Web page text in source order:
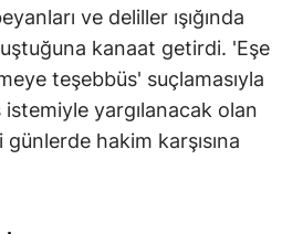
ve deliller ışığında
kanaat getirdi. 'Eşe
teşebbüs' suçlamasıyla
istemiyle yargılanacak olan
hakim karşısına